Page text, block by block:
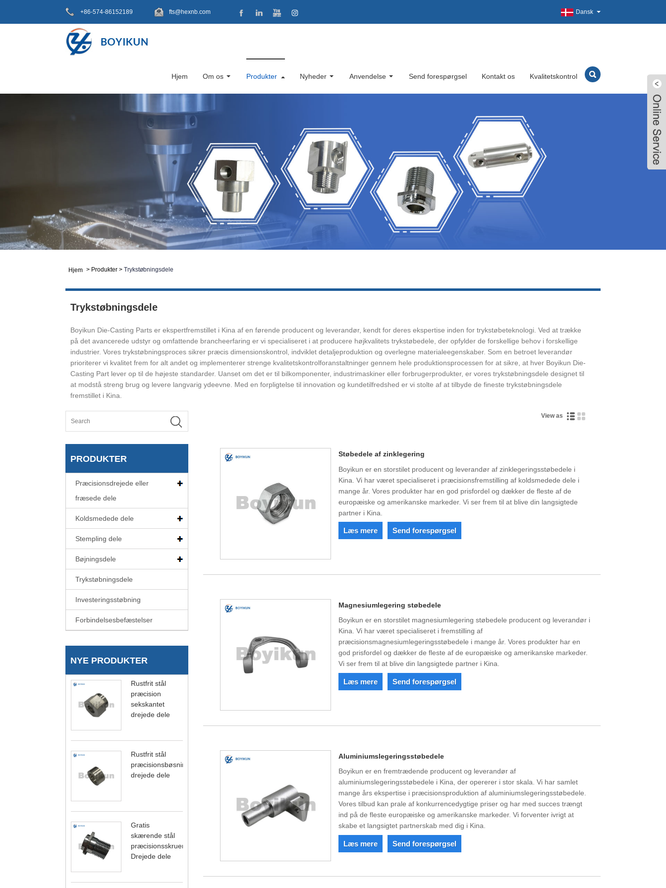
+86-574-86152189 fts@hexnb.com Dansk
Hjem Om os Produkter Nyheder Anvendelse Send forespørgsel Kontakt os Kvalitetskontrol
Hjem > Produkter > Trykstøbningsdele
Trykstøbningsdele
Boyikun Die-Casting Parts er ekspertfremstillet i Kina af en førende producent og leverandør, kendt for deres ekspertise inden for trykstøbeteknologi. Ved at trække
på det avancerede udstyr og omfattende brancheerfaring er vi specialiseret i at producere højkvalitets trykstøbedele, der opfylder de forskellige behov i forskellige
industrier. Vores trykstøbningsproces sikrer præcis dimensionskontrol, indviklet detaljeproduktion og overlegne materialeegenskaber. Som en betroet leverandør
prioriterer vi kvalitet frem for alt andet og implementerer strenge kvalitetskontrolforanstaltninger gennem hele produktionsprocessen for at sikre, at hver Boyikun Die-
Casting Part lever op til de højeste standarder. Uanset om det er til bilkomponenter, industrimaskiner eller forbrugerprodukter, er vores trykstøbningsdele designet til
at modstå streng brug og levere langvarig ydeevne. Med en forpligtelse til innovation og kundetilfredshed er vi stolte af at tilbyde de fineste trykstøbningsdele
fremstillet i Kina.
PRODUKTER
Præcisionsdrejede eller
fræsede dele
Koldsmedede dele
Stempling dele
Bøjningsdele
Trykstøbningsdele
Investeringsstøbning
Forbindelsesbefæstelser
NYE PRODUKTER
Rustfrit stål
præcision
sekskantet
drejede dele
Rustfrit stål
præcisionsbøsning
drejede dele
Gratis
skærende stål
præcisionsskruer
Drejede dele
View as
Støbedele af zinklegering
Boyikun er en storstilet producent og leverandør af zinklegeringsstøbedele i
Kina. Vi har været specialiseret i præcisionsfremstilling af koldsmedede dele i
mange år. Vores produkter har en god prisfordel og dækker de fleste af de
europæiske og amerikanske markeder. Vi ser frem til at blive din langsigtede
partner i Kina.
Læs mere Send forespørgsel
Magnesiumlegering støbedele
Boyikun er en storstilet magnesiumlegering støbedele producent og leverandør i
Kina. Vi har været specialiseret i fremstilling af
præcisionsmagnesiumlegeringsstøbedele i mange år. Vores produkter har en
god prisfordel og dækker de fleste af de europæiske og amerikanske markeder.
Vi ser frem til at blive din langsigtede partner i Kina.
Læs mere Send forespørgsel
Aluminiumslegeringsstøbedele
Boyikun er en fremtrædende producent og leverandør af
aluminiumslegeringsstøbedele i Kina, der opererer i stor skala. Vi har samlet
mange års ekspertise i præcisionsproduktion af aluminiumslegeringsstøbedele.
Vores tilbud kan prale af konkurrencedygtige priser og har med succes trængt
ind på de fleste europæiske og amerikanske markeder. Vi forventer ivrigt at
skabe et langsigtet partnerskab med dig i Kina.
Læs mere Send forespørgsel